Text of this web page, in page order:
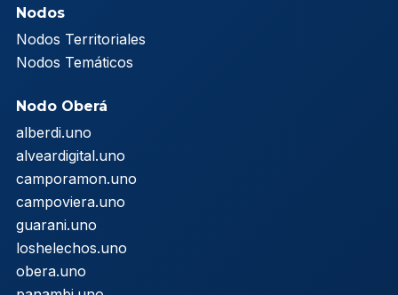
Nodos
Nodos Territoriales
Nodos Temáticos
Nodo Oberá
alberdi.uno
alveardigital.uno
camporamon.uno
campoviera.uno
guarani.uno
loshelechos.uno
obera.uno